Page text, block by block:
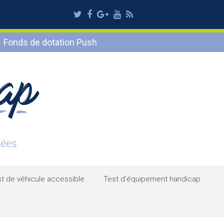
Twitter
Facebook
Google
Plus
Youtube
RSS
Fonds de dotation Push
de véhicule accessible Test d’équipement handicap